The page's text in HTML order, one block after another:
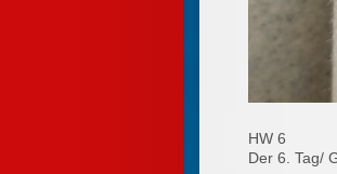
HW 6
Der 6. Tag/